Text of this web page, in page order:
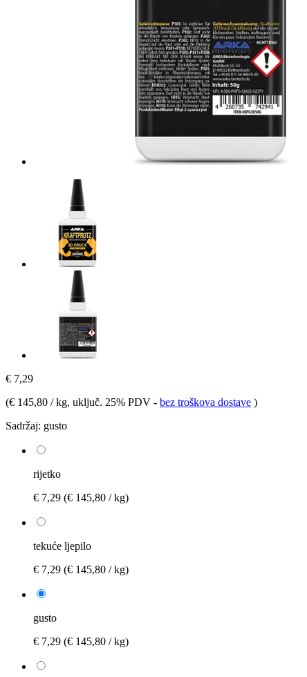
€ 7,29
(€ 145,80 / kg, uključ. 25% PDV - bez troškova dostave )
Sadržaj: gusto
rijetko
€ 7,29 (€ 145,80 / kg)
tekuće ljepilo
€ 7,29 (€ 145,80 / kg)
gusto
€ 7,29 (€ 145,80 / kg)